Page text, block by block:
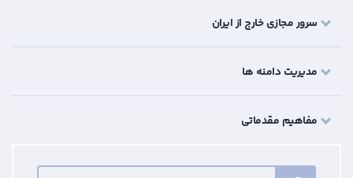
سرور مجازی خارج از ایران
مدیریت دامنه ها
مفاهیم مقدماتی